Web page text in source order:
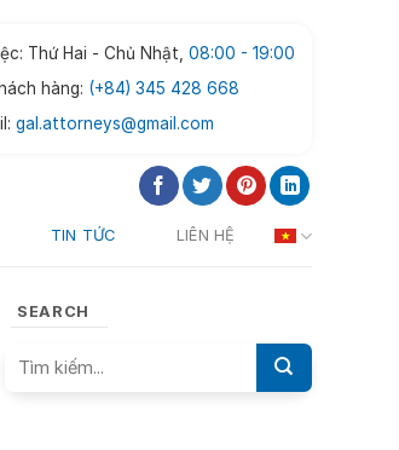
Thứ Hai - Chủ Nhật,08:00 - 19:00
hàng: (+84) 345 428 668
gal.attorneys@gmail.com
TIN TỨC LIÊN HỆ
SEARCH